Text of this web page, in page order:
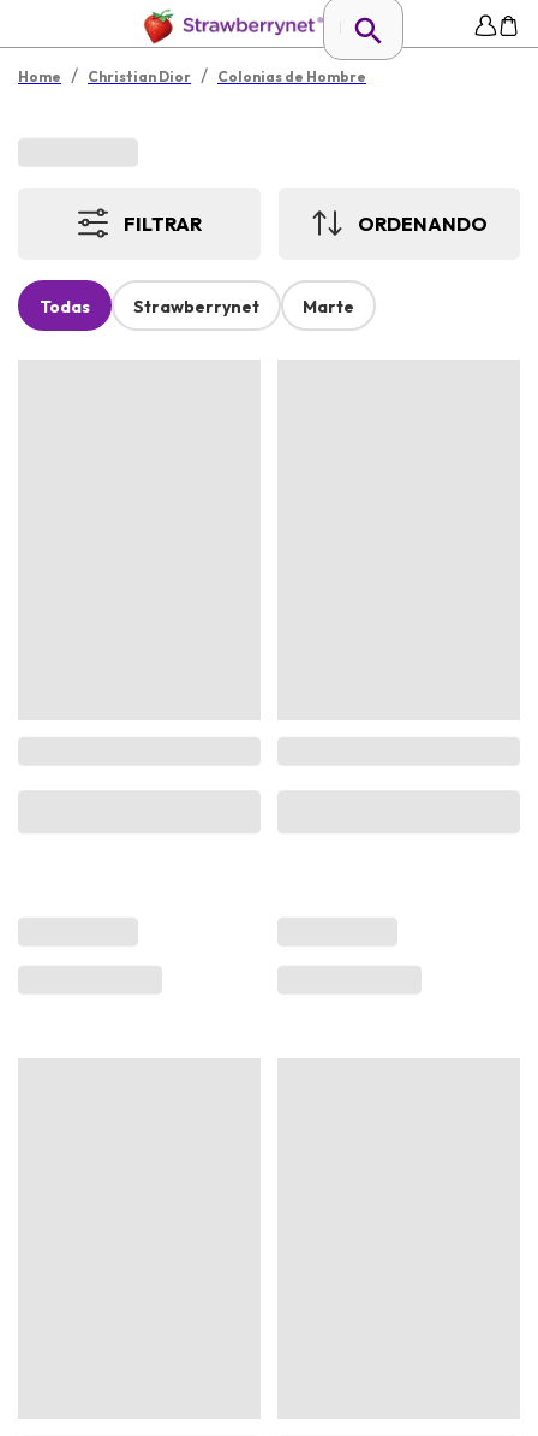
Home / Christian Dior / Colonias de Hombre
FILTRAR ORDENANDO
Todas Strawberrynet Marte